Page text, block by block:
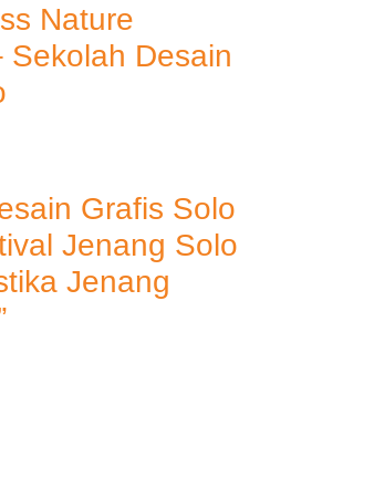
Nature
Sekolah Desain
Grafis Solo
Jenang Solo
Jenang